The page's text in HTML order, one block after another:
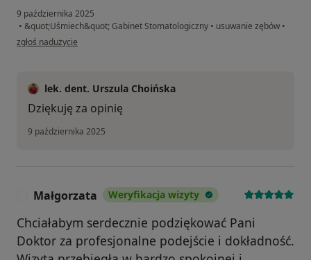
9 października 2025
• &quot;Uśmiech&quot; Gabinet Stomatologiczny • usuwanie zębów •
w opinii użytkownika Aneta
zgłoś nadużycie
lek. dent. Urszula Choińska
Dziękuję za opinię
9 października 2025
Małgorzata Weryfikacja wizyty
Chciałabym serdecznie podziękować Pani
Doktor za profesjonalne podejście i dokładność.